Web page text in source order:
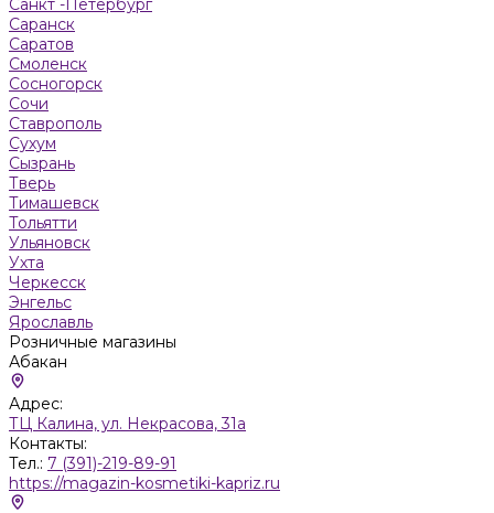
Саранск
Саратов
Смоленск
Сосногорск
Сочи
Ставрополь
Сухум
Сызрань
Тверь
Тимашевск
Тольятти
Ульяновск
Ухта
Черкесск
Энгельс
Ярославль
Розничные магазины
Абакан
Адрес:
ТЦ Калина, ул. Некрасова, 31а
Контакты:
Тел.: 7 (391)-219-89-91
https://magazin-kosmetiki-kapriz.ru